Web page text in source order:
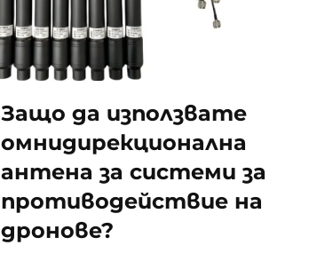
Защо да използвате
омнидирекционална
антена за системи за
противодействие на
дронове?